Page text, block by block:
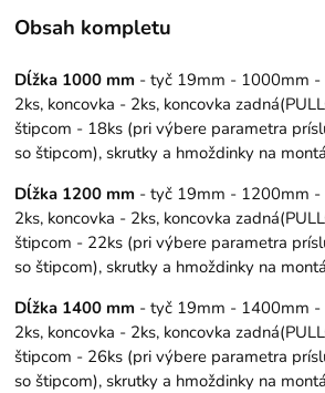
Obsah kompletu
Dĺžka 1000 mm - tyč 19mm - 1000mm -
2ks, koncovka - 2ks, koncovka
štipcom - 18ks (pri výbere parametra
so štipcom), skrutky a hmoždinky na
Dĺžka 1200 mm - tyč 19mm - 1200mm -
2ks, koncovka - 2ks, koncovka
štipcom - 22ks (pri výbere parametra
so štipcom), skrutky a hmoždinky na
Dĺžka 1400 mm - tyč 19mm - 1400mm -
2ks, koncovka - 2ks, koncovka
štipcom - 26ks (pri výbere parametra
so štipcom), skrutky a hmoždinky na